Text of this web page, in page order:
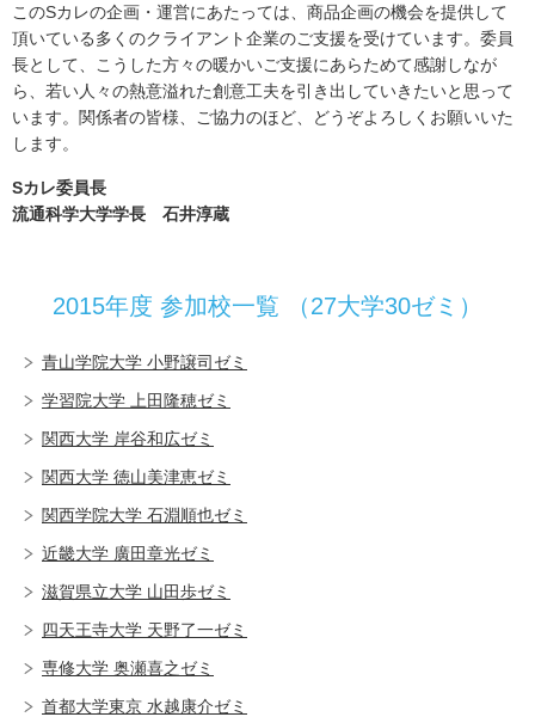
このSカレの企画・運営にあたっては、商品企画の機会を提供して
頂いている多くのクライアント企業のご支援を受けています。委員
長として、こうした方々の暖かいご支援にあらためて感謝しなが
ら、若い人々の熱意溢れた創意工夫を引き出していきたいと思って
います。関係者の皆様、ご協力のほど、どうぞよろしくお願いいた
します。
Sカレ委員長
流通科学大学学長 石井淳蔵
2015年度 参加校一覧 （27大学30ゼミ）
青山学院大学 小野譲司ゼミ
学習院大学 上田隆穂ゼミ
関西大学 岸谷和広ゼミ
関西大学 徳山美津恵ゼミ
関西学院大学 石淵順也ゼミ
近畿大学 廣田章光ゼミ
滋賀県立大学 山田歩ゼミ
四天王寺大学 天野了一ゼミ
専修大学 奥瀬喜之ゼミ
首都大学東京 水越康介ゼミ